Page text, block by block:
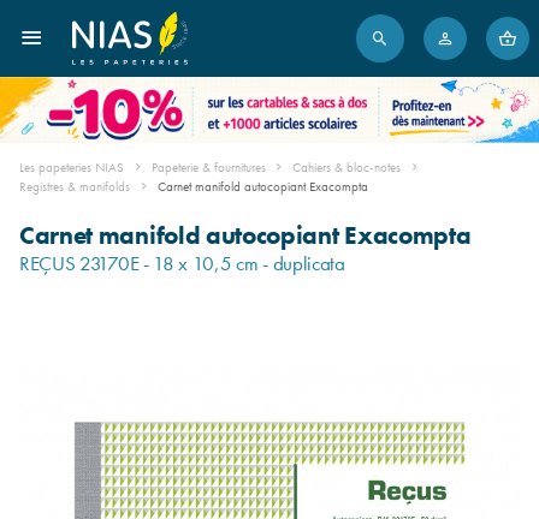
Les papeteries NIAS Papeterie & fournitures
Cahiers & bloc-notes
Registres & manifolds
Carnet manifold autocopiant Exacompta
Carnet manifold autocopiant Exacompta
REÇUS 23170E - 18 x 10,5 cm - duplicata